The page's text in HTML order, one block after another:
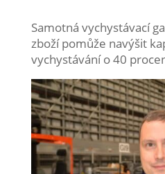
Samotná vychystávací
zboží pomůže navýšit
vychystávání o 40